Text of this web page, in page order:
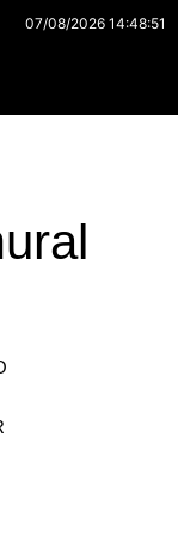
07/08/2026 14:48:51